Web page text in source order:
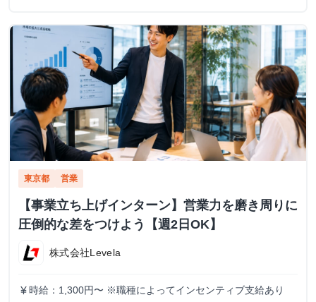
東京都 営業
【事業立ち上げインターン】営業力を磨き周りに
圧倒的な差をつけよう【週2日OK】
株式会社Levela
currency_yen 時給：1,300円〜 ※職種によってインセンティブ支給あり